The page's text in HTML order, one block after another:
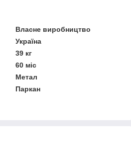
Власне виробництво
Україна
39 кг
60 міс
Метал
Паркан